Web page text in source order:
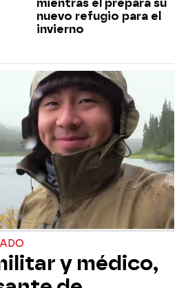
mientras él prepara su
nuevo refugio para el
invierno
y médico,